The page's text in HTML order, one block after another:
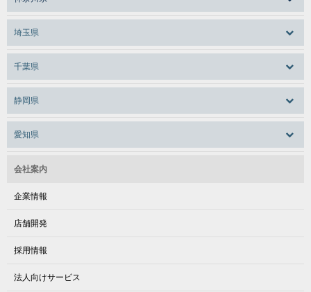
埼玉県
千葉県
静岡県
愛知県
会社案内
企業情報
店舗開発
採用情報
法人向けサービス